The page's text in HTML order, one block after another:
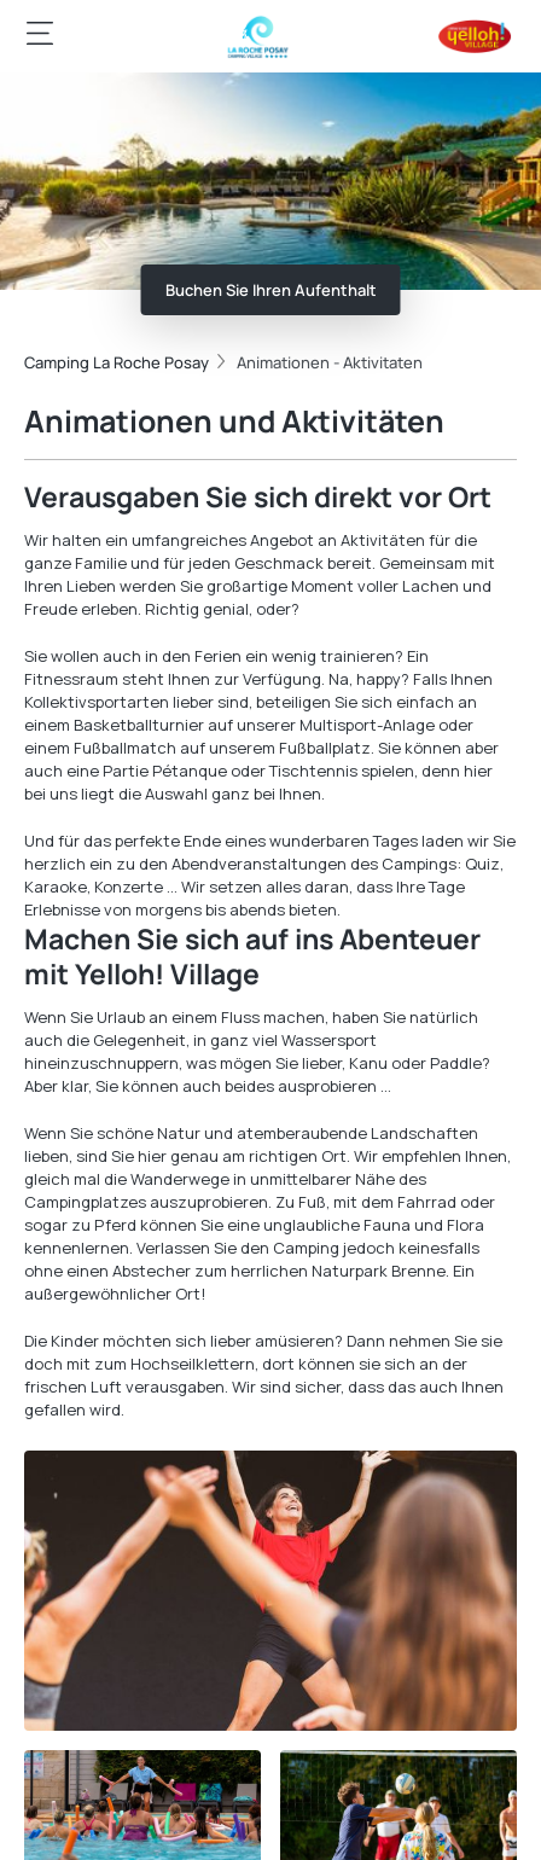
Buchen Sie Ihren Aufenthalt
Camping La Roche Posay Animationen - Aktivitaten
Animationen und Aktivitäten
Verausgaben Sie sich direkt vor Ort
Wir halten ein umfangreiches Angebot an Aktivitäten für die
ganze Familie und für jeden Geschmack bereit. Gemeinsam mit
Ihren Lieben werden Sie großartige Moment voller Lachen und
Freude erleben. Richtig genial, oder?
Sie wollen auch in den Ferien ein wenig trainieren? Ein
Fitnessraum steht Ihnen zur Verfügung. Na, happy? Falls Ihnen
Kollektivsportarten lieber sind, beteiligen Sie sich einfach an
einem Basketballturnier auf unserer Multisport-Anlage oder
einem Fußballmatch auf unserem Fußballplatz. Sie können aber
auch eine Partie Pétanque oder Tischtennis spielen, denn hier
bei uns liegt die Auswahl ganz bei Ihnen.
Und für das perfekte Ende eines wunderbaren Tages laden wir Sie
herzlich ein zu den Abendveranstaltungen des Campings: Quiz,
Karaoke, Konzerte … Wir setzen alles daran, dass Ihre Tage
Erlebnisse von morgens bis abends bieten.
Machen Sie sich auf ins Abenteuer
mit Yelloh! Village
Wenn Sie Urlaub an einem Fluss machen, haben Sie natürlich
auch die Gelegenheit, in ganz viel Wassersport
hineinzuschnuppern, was mögen Sie lieber, Kanu oder Paddle?
Aber klar, Sie können auch beides ausprobieren …
Wenn Sie schöne Natur und atemberaubende Landschaften
lieben, sind Sie hier genau am richtigen Ort. Wir empfehlen Ihnen,
gleich mal die Wanderwege in unmittelbarer Nähe des
Campingplatzes auszuprobieren. Zu Fuß, mit dem Fahrrad oder
sogar zu Pferd können Sie eine unglaubliche Fauna und Flora
kennenlernen. Verlassen Sie den Camping jedoch keinesfalls
ohne einen Abstecher zum herrlichen Naturpark Brenne. Ein
außergewöhnlicher Ort!
Die Kinder möchten sich lieber amüsieren? Dann nehmen Sie sie
doch mit zum Hochseilklettern, dort können sie sich an der
frischen Luft verausgaben. Wir sind sicher, dass das auch Ihnen
gefallen wird.